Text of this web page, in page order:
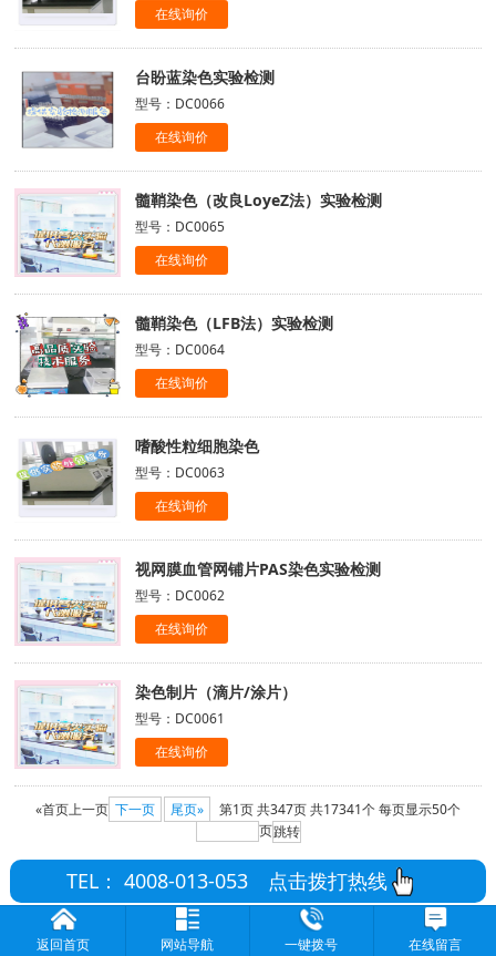
在线询价
台盼蓝染色实验检测
型号：DC0066
在线询价
髓鞘染色（改良LoyeZ法）实验检测
型号：DC0065
在线询价
髓鞘染色（LFB法）实验检测
型号：DC0064
在线询价
嗜酸性粒细胞染色
型号：DC0063
在线询价
视网膜血管网铺片PAS染色实验检测
型号：DC0062
在线询价
染色制片（滴片/涂片）
型号：DC0061
在线询价
«首页上一页 下一页 尾页» 第1页共347页共17341个每页显示50个
页
TEL： 4008-013-053点击拨打热线
返回首页 网站导航 一键拨号 在线留言